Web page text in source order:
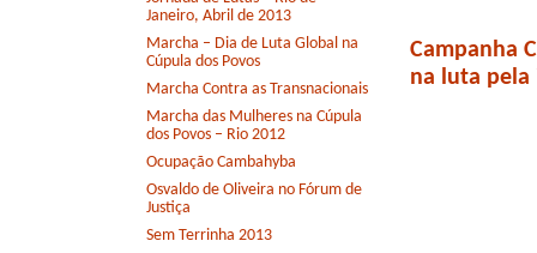
Janeiro, Abril de 2013
Marcha – Dia de Luta Global na
Cúpula dos Povos
Marcha Contra as Transnacionais
Marcha das Mulheres na Cúpula
dos Povos – Rio 2012
Ocupação Cambahyba
Osvaldo de Oliveira no Fórum de
Justiça
Sem Terrinha 2013
Campanha
na luta pela